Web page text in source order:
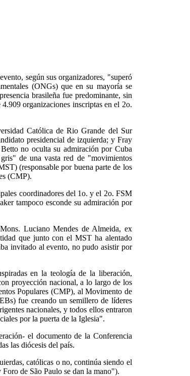
según sus organizadores, "superó
(ONGs) que en su mayoría se
brasileña fue predominante, sin
organizaciones inscriptas en el 2o.
Católica de Rio Grande del Sur
presidencial de izquierda; y Fray
no oculta su admiración por Cuba
de una vasta red de "movimientos
(responsable por buena parte de los
(CMP).
coordinadores del 1o. y el 2o. FSM
tampoco esconde su admiración por
Luciano Mendes de Almeida, ex
que junto con el MST ha alentado
invitado al evento, no pudo asistir por
en la teología de la liberación,
proyección nacional, a lo largo de los
Populares (CMP), al Movimento de
fue creando un semillero de líderes
nacionales, y todos ellos entraron
por la puerta de la Iglesia".
el documento de la Conferencia
las diócesis del país.
católicas o no, continúa siendo el
de São Paulo se dan la mano").